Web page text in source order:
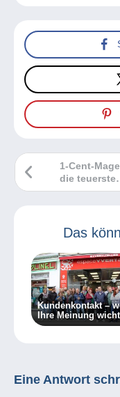
1-Cent-
die teuerste
Briefmarke
Das
Kundenkontakt –
Ihre Meinung
Eine Antwort